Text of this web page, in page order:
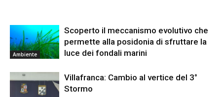
Ambiente
Scoperto il meccanismo evolutivo che
permette alla posidonia di sfruttare la
luce dei fondali marini
Villafranca: Cambio al vertice del 3°
Stormo